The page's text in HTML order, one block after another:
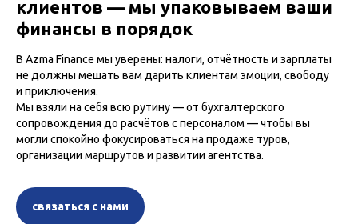
клиентов — мы упаковываем ваши
финансы в порядок
В Azma Finance мы уверены: налоги, отчётность и зарплаты
не должны мешать вам дарить клиентам эмоции, свободу
и приключения.
Мы взяли на себя всю рутину — от бухгалтерского
сопровождения до расчётов с персоналом — чтобы вы
могли спокойно фокусироваться на продаже туров,
организации маршрутов и развитии агентства.
связаться с нами